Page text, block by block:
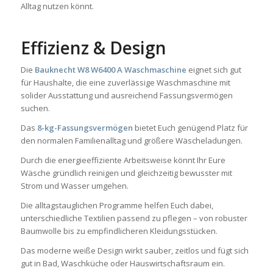
Alltag nutzen könnt.
Effizienz & Design
Die Bauknecht W8 W6400 A Waschmaschine eignet sich gut
für Haushalte, die eine zuverlässige Waschmaschine mit
solider Ausstattung und ausreichend Fassungsvermögen
suchen.
Das 8-kg-Fassungsvermögen bietet Euch genügend Platz für
den normalen Familienalltag und größere Wäscheladungen.
Durch die energieeffiziente Arbeitsweise könnt Ihr Eure
Wäsche gründlich reinigen und gleichzeitig bewusster mit
Strom und Wasser umgehen.
Die alltagstauglichen Programme helfen Euch dabei,
unterschiedliche Textilien passend zu pflegen – von robuster
Baumwolle bis zu empfindlicheren Kleidungsstücken.
Das moderne weiße Design wirkt sauber, zeitlos und fügt sich
gut in Bad, Waschküche oder Hauswirtschaftsraum ein.